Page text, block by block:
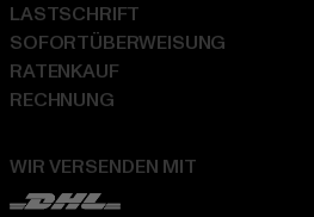
WIR VERSENDEN MIT
LASTSCHRIFT
SOFORTÜBERWEISUNG
RATENKAUF
RECHNUNG